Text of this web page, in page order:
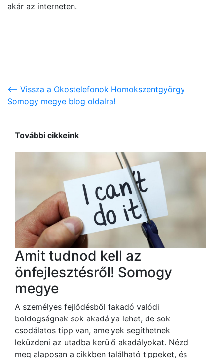
akár az interneten.
<-- Vissza a Okostelefonok Homokszentgyörgy
Somogy megye blog oldalra!
További cikkeink
Amit tudnod kell az
önfejlesztésről! Somogy
megye
A személyes fejlődésből fakadó valódi
boldogságnak sok akadálya lehet, de sok
csodálatos tipp van, amelyek segíthetnek
leküzdeni az utadba kerülő akadályokat. Nézd
meg alaposan a cikkben található tippeket, és